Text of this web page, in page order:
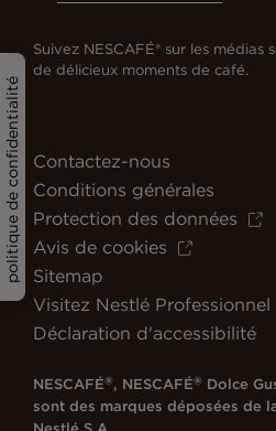
politique de confidentialité
Suivez NESCAFÉ® sur les médias
de délicieux moments de café.
Contactez-nous
Conditions générales
Protection des données
Avis de cookies
Sitemap
Visitez Nestlé Professionnel
Déclaration d'accessibilité
NESCAFÉ®, NESCAFÉ® Dolce
sont des marques déposées de